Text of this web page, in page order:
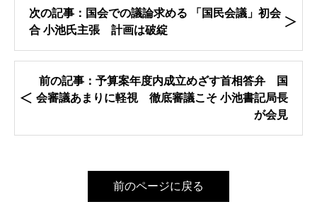
次の記事：国会での議論求める 「国民会議」初会
合 小池氏主張 計画は破綻
前の記事：予算案年度内成立めざす首相答弁 国
会審議あまりに軽視 徹底審議こそ 小池書記局長
が会見
前のページに戻る